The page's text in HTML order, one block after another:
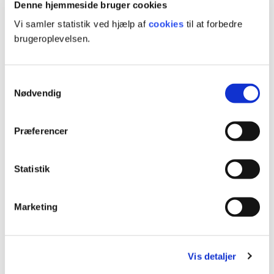
Denne hjemmeside bruger cookies
Vi samler statistik ved hjælp af cookies til at forbedre
brugeroplevelsen.
Nødvendig
Præferencer
Statistik
Marketing
Vis detaljer
både på campus og i byen.
Boxen er UCL’s kreative iværksættermiljø på